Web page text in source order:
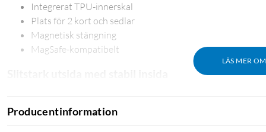
LÄS MER
Integrerat TPU-innerskal
Plats för 2 kort och sedlar
Magnetisk stängning
MagSafe-kompatibelt
Fodralets utsida är tillverkad i slitstark PU med en slät,
av vid behov. På insidan håller ett formgjutet TPU-skal
ger ett genomtänkt skydd med exakt passform och lång
Producentinformation